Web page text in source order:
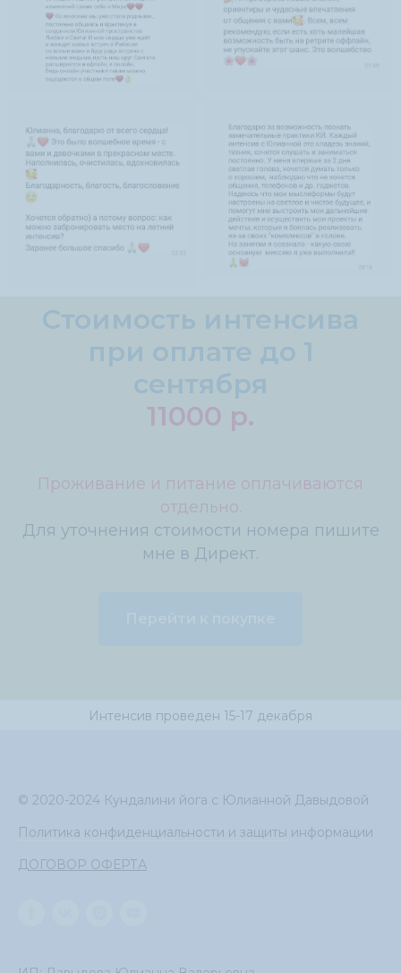
Стоимость интенсива
при оплате до 1
сентября
11000 р.
Проживание и питание оплачиваются
отдельно.
Для уточнения стоимости номера пишите
мне в Директ.
Интенсив проведен 15-17 декабря
© 2020-2024 Кундалини йога с Юлианной Давыдовой
Политика конфиденциальности и защиты информации
ДОГОВОР ОФЕРТА